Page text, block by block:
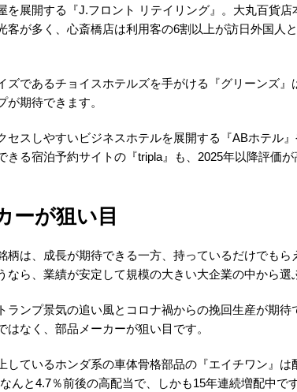
を展開する『J.フロント リテイリング』。大丸百貨店
客が多く、心斎橋店は利用客の6割以上が訪日外国人
ズであるチョイスホテルズを手がける『グリーンズ』
期待できます。
セスしやすいビジネスホテルを展開する『ABホテル
きる宿泊予約サイトの『tripla』も、2025年以降評価
ーが狙い目
柄は、成長が期待できる一方、持っているだけでもら
ら、業績が安定して規模の大きい大企業の中から選
ランプ景気の追い風とコロナ禍からの挽回生産が期待
なく、部品メーカーが狙い目です。
しているホンダ系の車体骨格部品の『エイチワン』は
んと4.7％前後の高配当で、しかも15年連続増配中です